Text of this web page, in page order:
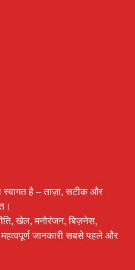
है – ताज़ा, सटीक और
खेल, मनोरंजन, बिज़नेस,
जानकारी सबसे पहले और